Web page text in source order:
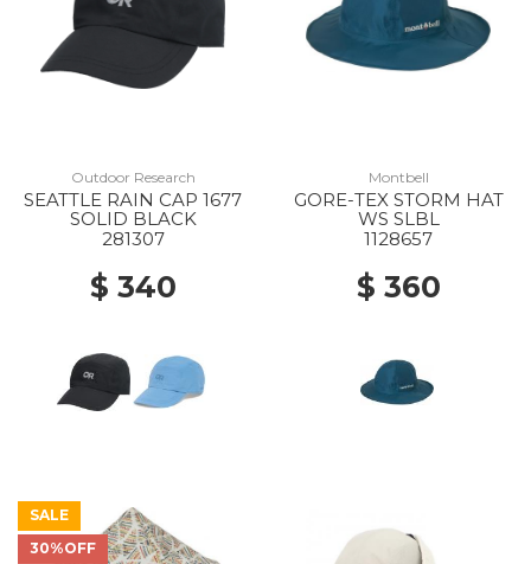
Outdoor Research
SEATTLE RAIN CAP 1677
SOLID BLACK
281307
$ 340
Montbell
GORE-TEX STORM HAT
WS SLBL
1128657
$ 360
SALE
30%OFF